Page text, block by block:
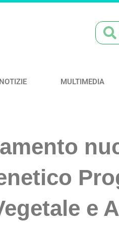
NOTIZIE MULTIMEDIA
e